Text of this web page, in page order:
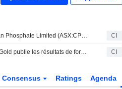
Canadian Phosphate Limited (ASX:CP8) a finalisé l'acquisition de Diamond Mountain auprès de Revival Gold Inc. (TSXV:RVG) et Utah Mineral Resources, LLC pour 3 millions de dollars. CI
Revival Gold publie les résultats de forage du projet aurifère Mercur dans l'Utah CI
Consensus Ratings Agenda